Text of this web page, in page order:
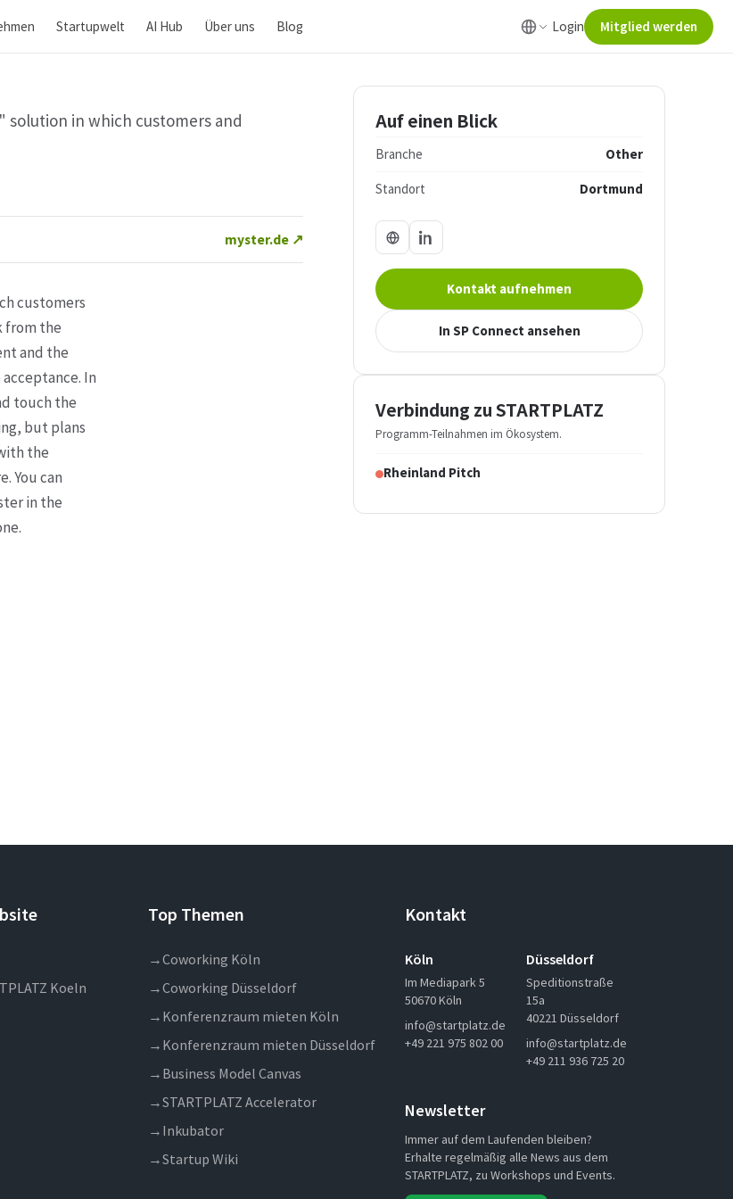
Startupwelt AI Hub Über uns Blog Login Mitglied werden
in which customers and
myster.de ↗
customers
from the
and the
In
touch the
but plans
the
You can
in the
Auf einen Blick
Branche Other
Standort Dortmund
Kontakt aufnehmen
In SP Connect ansehen
Verbindung zu STARTPLATZ
Programm-Teilnahmen im Ökosystem.
Rheinland Pitch
Koeln
Top Themen
→Coworking Köln
→Coworking Düsseldorf
→ Konferenzraum mieten Köln
→ Konferenzraum mieten Düsseldorf
→ Business Model Canvas
→STARTPLATZ Accelerator
→ Inkubator
→Startup Wiki
Kontakt
Köln
Im Mediapark 5
50670 Köln
info@startplatz.de
+49 221 975 802 00
Düsseldorf
Speditionstraße
15a
40221 Düsseldorf
info@startplatz.de
+49 211 936 725 20
Newsletter
Immer auf dem Laufenden bleiben?
Erhalte regelmäßig alle News aus dem
STARTPLATZ, zu Workshops und Events.